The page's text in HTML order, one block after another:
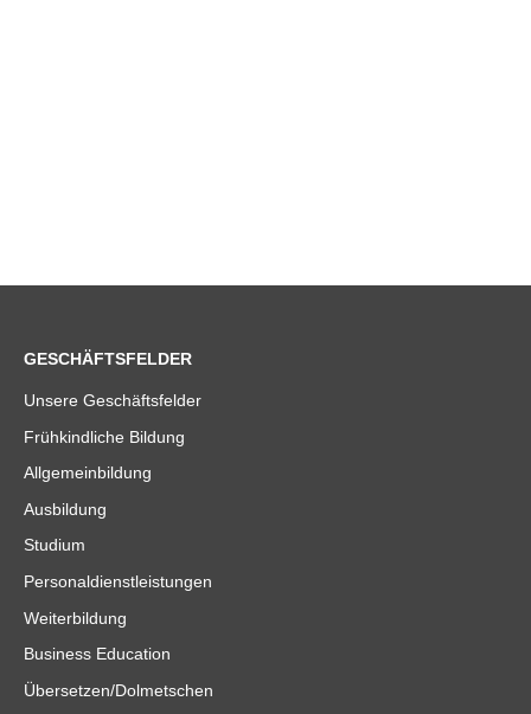
GESCHÄFTSFELDER
Unsere Geschäftsfelder
Frühkindliche Bildung
Allgemeinbildung
Ausbildung
Studium
Personaldienstleistungen
Weiterbildung
Business Education
Übersetzen/Dolmetschen